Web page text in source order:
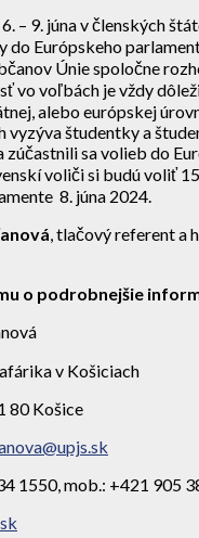
– 9. júna v členských
do Európskeho
Únie spoločne
vo voľbách je vždy
alebo európskej
vyzýva študentky a
zúčastnili sa volieb do
voliči si budú voliť
8. júna 2024.
, tlačový referent a
o podrobnejšie
v Košiciach
80 Košice
1550, mob.: +421 905